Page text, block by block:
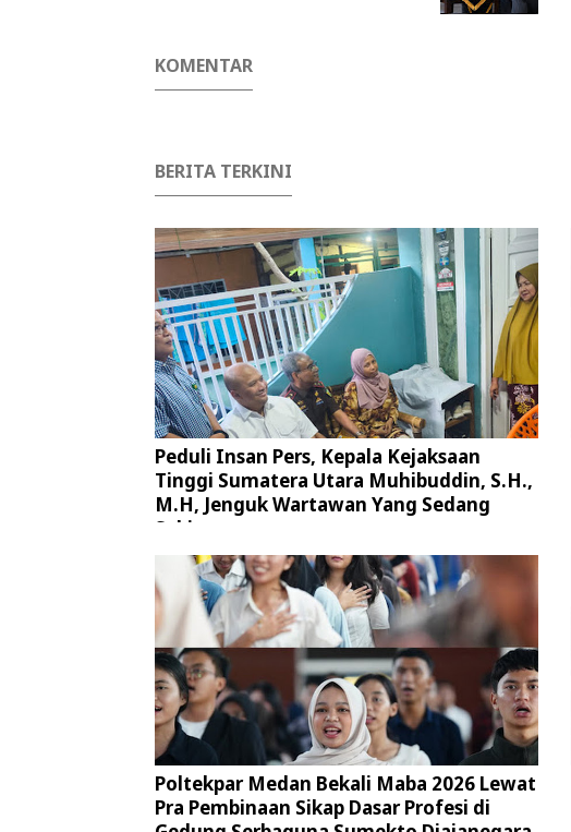
KOMENTAR
BERITA TERKINI
Peduli Insan Pers, Kepala Kejaksaan
Tinggi Sumatera Utara Muhibuddin, S.H.,
M.H, Jenguk Wartawan Yang Sedang
Sakit
Poltekpar Medan Bekali Maba 2026 Lewat
Pra Pembinaan Sikap Dasar Profesi di